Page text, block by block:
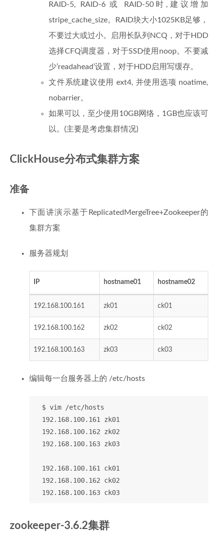
RAID-5, RAID-6 或 RAID-50时,建议增加
stripe_cache_size。RAID块大小1025KB足够，
不要过大或过小。启用长队列NCQ，对于HDD
选择CFQ调度器，对于SSD使用noop。不要减
少’readahead’设置，对于HDD启用写缓存。
文件系统建议使用 ext4, 并使用选项 noatime,
nobarrier。
如果可以，至少使用10GB网络，1GB也应该可
以。(主要是考虑集群情况)
ClickHouse分布式集群方案
准备
下面讲演示基于ReplicatedMergeTree+Zookeeper的
集群方案
服务器规划
IP hostname01 hostname02
192.168.100.161 zk01 ck01
192.168.100.162 zk02 ck02
192.168.100.163 zk03 ck03
编辑每一台服务器上的 /etc/hosts
  $ vim /etc/hosts
  192.168.100.161 zk01
  192.168.100.162 zk02
  192.168.100.163 zk03
  192.168.100.161 ck01
  192.168.100.162 ck02
zookeeper-3.6.2集群